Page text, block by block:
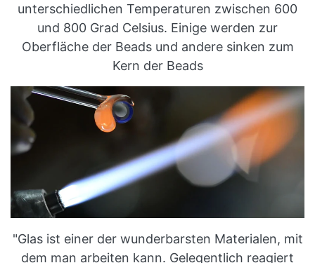
unterschiedlichen Temperaturen zwischen 600
und 800 Grad Celsius. Einige werden zur
Oberfläche der Beads und andere sinken zum
Kern der Beads
"Glas ist einer der wunderbarsten Materialen, mit
dem man arbeiten kann. Gelegentlich reagiert